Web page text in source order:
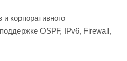
корпоративного
OSPF, IPv6, Firewall,